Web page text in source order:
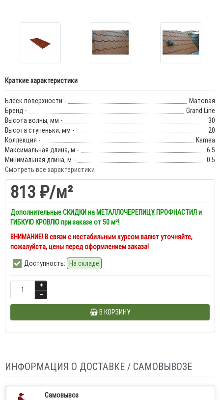
Краткие характеристики
Блеск поверхности -
Матовая
Бренд -
Grand Line
Высота волны, мм -
30
Высота ступеньки, мм -
20
Коллекция -
Kamea
Максимальная длина, м -
6.5
Минимальная длина, м -
0.5
Смотреть все характеристики
813 ₽/м²
Дополнительные СКИДКИ на МЕТАЛЛОЧЕРЕПИЦУ, ПРОФНАСТИЛ и
ГИБКУЮ КРОВЛЮ при заказе от 50 м²!
ВНИМАНИЕ! В связи с нестабильным курсом валют уточняйте,
пожалуйста, цены перед оформлением заказа!
Доступность: На складе
В КОРЗИНУ
ИНФОРМАЦИЯ О ДОСТАВКЕ / САМОВЫВОЗЕ
Самовывоз